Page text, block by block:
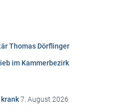
Thomas Dörflinger
im Kammerbezirk
7. August 2026